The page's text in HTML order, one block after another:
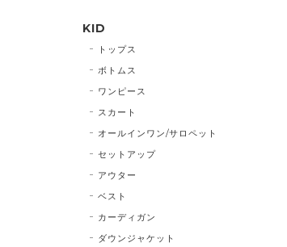
KID
トップス
ボトムス
ワンピース
スカート
オールインワン/サロペット
セットアップ
アウター
ベスト
カーディガン
ダウンジャケット